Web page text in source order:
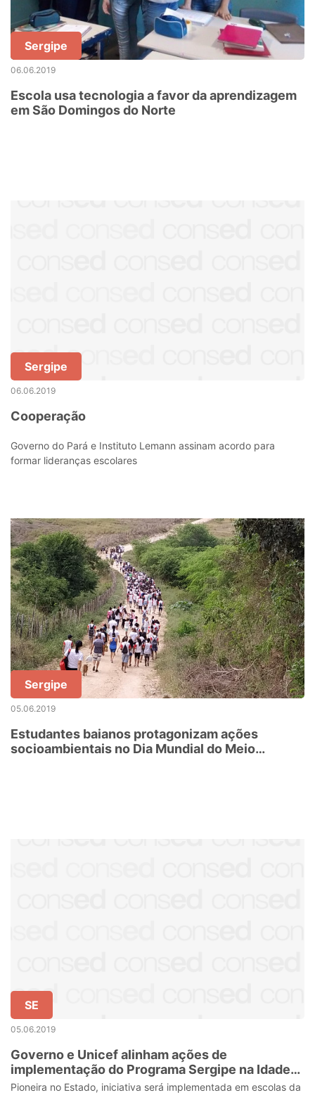
Sergipe
06.06.2019
Escola usa tecnologia a favor da aprendizagem
em São Domingos do Norte
Sergipe
06.06.2019
Cooperação
Governo do Pará e Instituto Lemann assinam acordo para
formar lideranças escolares
Sergipe
05.06.2019
Estudantes baianos protagonizam ações
socioambientais no Dia Mundial do Meio
SE
05.06.2019
Governo e Unicef alinham ações de
implementação do Programa Sergipe na Idade
Certa
Pioneira no Estado, iniciativa será implementada em escolas da